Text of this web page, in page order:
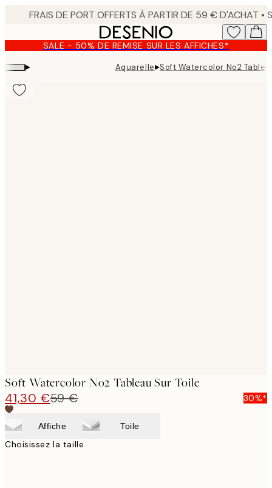
content.SALE - 50% DE REMISE SUR LES AFFICHES*
▸ Aquarelle▸Soft Watercolor No2
Soft Watercolor No2 Tableau Sur Toile
41,30 €59 € 30%*
Affiche Toile
Choisissez la taille